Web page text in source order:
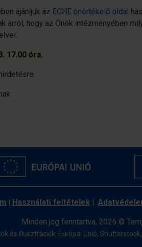
ajánljuk az ECHE önértékelő oldal
arról, hogy az Önök intézményében
17.00 óra.
| Használati feltételek |
Minden jog fenntartva, 2026 ©
és illusztrációk: Európai Unió,